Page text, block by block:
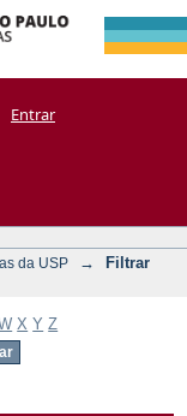
Entrar
da USP →
Filtrar
X Y Z